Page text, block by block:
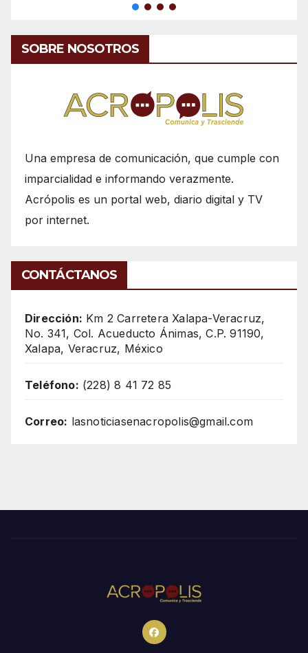
SOBRE NOSOTROS
Una empresa de comunicación, que cumple con
imparcialidad e informando verazmente.
Acrópolis es un portal web, diario digital y TV
por internet.
CONTÁCTANOS
Dirección: Km 2 Carretera Xalapa-Veracruz,
No. 341, Col. Acueducto Ánimas, C.P. 91190,
Xalapa, Veracruz, México
Teléfono: (228) 8 41 72 85
Correo: lasnoticiasenacropolis@gmail.com